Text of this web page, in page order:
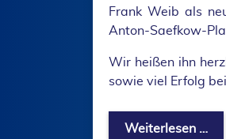
Frank Weib als
Anton-Saefkow-
Wir heißen ihn
sowie viel Erfolg
Weiterlesen …